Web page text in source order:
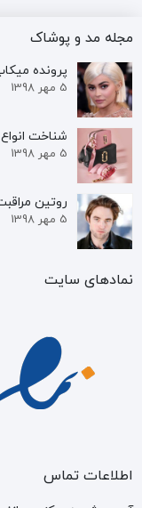
مجله مد و پوشاک
پرونده‌
5 مهر 1398
شناخت
5 مهر 1398
روتین
5 مهر 1398
نمادهای سایت
اطلاعات تماس